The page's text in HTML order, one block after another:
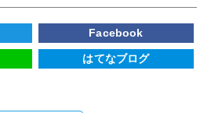
Facebook
はてなブログ